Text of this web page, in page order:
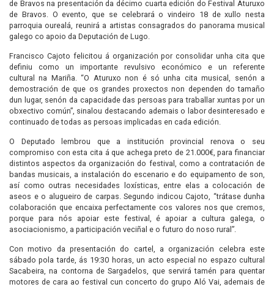
de Bravos na presentación da décimo cuarta edición do Festival Aturuxo
de Bravos. O evento, que se celebrará o vindeiro 18 de xullo nesta
parroquia ourealá, reunirá a artistas consagrados do panorama musical
galego co apoio da Deputación de Lugo.
Francisco Cajoto felicitou á organización por consolidar unha cita que
definiu como un importante revulsivo económico e un referente
cultural na Mariña. “O Aturuxo non é só unha cita musical, senón a
demostración de que os grandes proxectos non dependen do tamaño
dun lugar, senón da capacidade das persoas para traballar xuntas por un
obxectivo común”, sinalou destacando ademais o labor desinteresado e
continuado de todas as persoas implicadas en cada edición.
O Deputado lembrou que a institución provincial renova o seu
compromiso con esta cita á que achega preto de 21.000€, para financiar
distintos aspectos da organización do festival, como a contratación de
bandas musicais, a instalación do escenario e do equipamento de son,
así como outras necesidades loxísticas, entre elas a colocación de
aseos e o alugueiro de carpas. Segundo indicou Cajoto, “trátase dunha
colaboración que encaixa perfectamente cos valores nos que cremos,
porque para nós apoiar este festival, é apoiar a cultura galega, o
asociacionismo, a participación veciñal e o futuro do noso rural”.
Con motivo da presentación do cartel, a organización celebra este
sábado pola tarde, ás 19:30 horas, un acto especial no espazo cultural
Sacabeira, na contorna de Sargadelos, que servirá tamén para quentar
motores de cara ao festival cun concerto do grupo Aló Vai, ademais de